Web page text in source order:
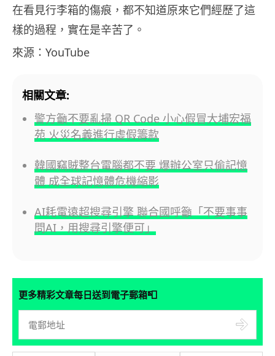
在看見行李箱的傷痕，都不知道原來它們經歷了這
樣的過程，實在是辛苦了。
來源：YouTube
相關文章:
警方籲不要亂掃 QR Code 小心假冒大埔宏福
苑 火災名義進行虛假籌款
韓國竊賊整台電腦都不要 爆辦公室只偷記憶
體 成全球記憶體危機縮影
AI耗電遠超搜尋引擎 聯合國呼籲「不要事事
問AI，用搜尋引擎便可」
更多精彩文章每日送到電子郵箱📮